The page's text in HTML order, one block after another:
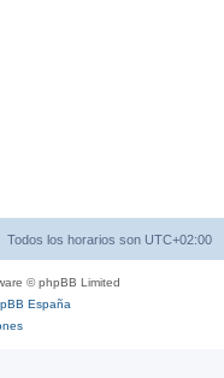
Todos los horarios son UTC+02:00
© phpBB Limited
España